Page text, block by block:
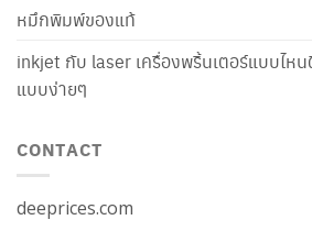
หมึกพิมพ์ของแท้
inkjet กับ laser เครื่องพริ้นเตอร์แบบไหน
แบบง่ายๆ
CONTACT
deeprices.com